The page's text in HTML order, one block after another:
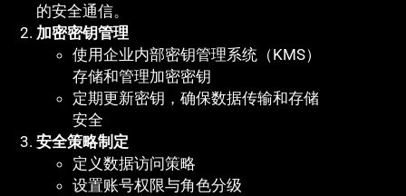
的安全通信。
加密密钥管理
使用企业内部密钥管理系统（KMS）
存储和管理加密密钥
定期更新密钥，确保数据传输和存储
安全
安全策略制定
定义数据访问策略
设置账号权限与角色分级